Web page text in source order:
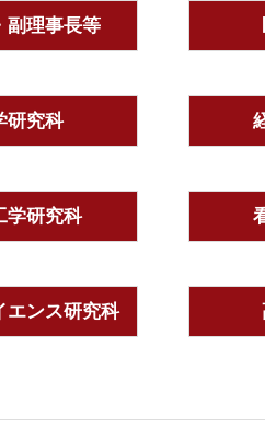
副理事長等
研究科
学研究科
エンス研究科